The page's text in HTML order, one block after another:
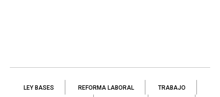
LEY BASES REFORMA LABORAL TRABAJO